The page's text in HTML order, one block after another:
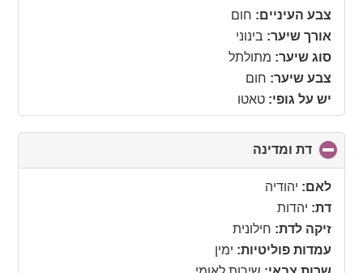
צבע העיניים: חום
אורך שיער: בינוני
סוג שיער: מתולתל
צבע שיער: חום
יש על גופי: טאטו
דת ומדינה
to
לאם: יהודיה
דת: יהדות
זיקה לדת: חילונית
עמדות פוליטיות: ימין